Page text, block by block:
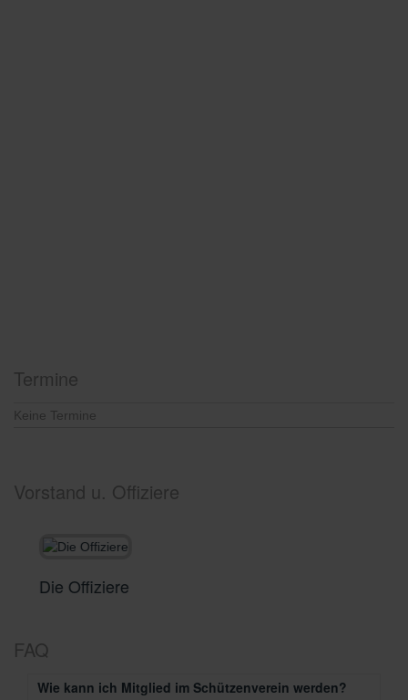
Termine
Keine Termine
Vorstand u. Offiziere
Die Offiziere
FAQ
Wie kann ich Mitglied im Schützenverein werden?